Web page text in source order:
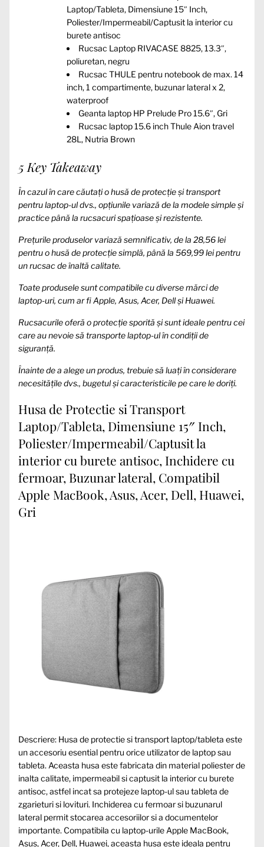
Laptop/Tableta, Dimensiune 15″ Inch,
Poliester/Impermeabil/Captusit la interior cu
burete antisoc
Rucsac Laptop RIVACASE 8825, 13.3″,
poliuretan, negru
Rucsac THULE pentru notebook de max. 14
inch, 1 compartimente, buzunar lateral x 2,
waterproof
Geanta laptop HP Prelude Pro 15.6″, Gri
Rucsac laptop 15.6 inch Thule Aion travel
28L, Nutria Brown
5 Key Takeaway
În cazul în care căutați o husă de protecție și transport
pentru laptop-ul dvs., opțiunile variază de la modele simple și
practice până la rucsacuri spațioase și rezistente.
Prețurile produselor variază semnificativ, de la 28,56 lei
pentru o husă de protecție simplă, până la 569,99 lei pentru
un rucsac de înaltă calitate.
Toate produsele sunt compatibile cu diverse mărci de
laptop-uri, cum ar fi Apple, Asus, Acer, Dell și Huawei.
Rucsacurile oferă o protecție sporită și sunt ideale pentru cei
care au nevoie să transporte laptop-ul în condiții de
siguranță.
Înainte de a alege un produs, trebuie să luați în considerare
necesitățile dvs., bugetul și caracteristicile pe care le doriți.
Husa de Protectie si Transport
Laptop/Tableta, Dimensiune 15″ Inch,
Poliester/Impermeabil/Captusit la
interior cu burete antisoc, Inchidere cu
fermoar, Buzunar lateral, Compatibil
Apple MacBook, Asus, Acer, Dell, Huawei,
Gri
Descriere: Husa de protectie si transport laptop/tableta este
un accesoriu esential pentru orice utilizator de laptop sau
tableta. Aceasta husa este fabricata din material poliester de
inalta calitate, impermeabil si captusit la interior cu burete
antisoc, astfel incat sa protejeze laptop-ul sau tableta de
zgarieturi si lovituri. Inchiderea cu fermoar si buzunarul
lateral permit stocarea accesoriilor si a documentelor
importante. Compatibila cu laptop-urile Apple MacBook,
Asus, Acer, Dell, Huawei, aceasta husa este ideala pentru